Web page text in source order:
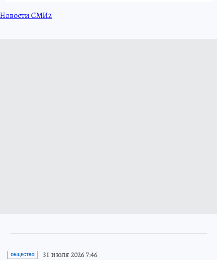
Новости СМИ2
ОБЩЕСТВО 31 июля 2026 7:46